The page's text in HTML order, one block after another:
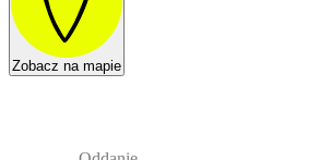
Zobacz na mapie